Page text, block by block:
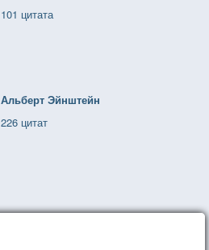
101 цитата
Альберт Эйнштейн
226 цитат